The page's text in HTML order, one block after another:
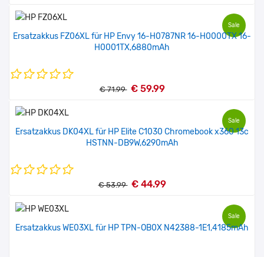
Sale
Ersatzakkus FZ06XL für HP Envy 16-H0787NR 16-H0000TX 16-
H0001TX,6880mAh
€ 71.99 € 59.99
Sale
Ersatzakkus DK04XL für HP Elite C1030 Chromebook x360 13c
HSTNN-DB9W,6290mAh
€ 53.99 € 44.99
Sale
Ersatzakkus WE03XL für HP TPN-OB0X N42388-1E1,4185mAh